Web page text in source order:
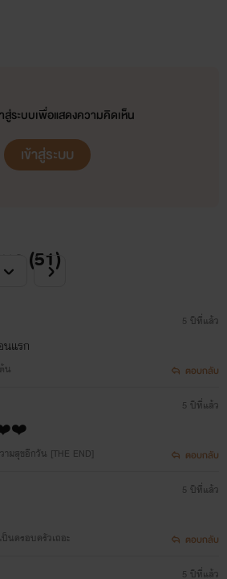
ระบบเพื่อแสดงความคิดเห็น
เข้าสู่ระบบ
ด (51)
นแรก
น
5 ปีที่แล้ว
ตอบกลับ
มสุขอีกวัน [THE END]
5 ปีที่แล้ว
ตอบกลับ
นครอบครัวเถอะ
5 ปีที่แล้ว
ตอบกลับ
5 ปีที่แล้ว